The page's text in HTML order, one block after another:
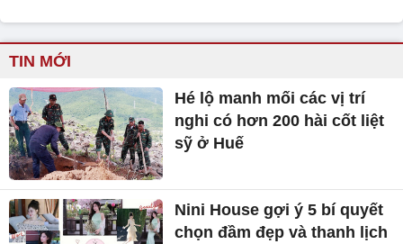
TIN MỚI
Hé lộ manh mối các vị trí
nghi có hơn 200 hài cốt liệt
sỹ ở Huế
Nini House gợi ý 5 bí quyết
chọn đầm đẹp và thanh lịch